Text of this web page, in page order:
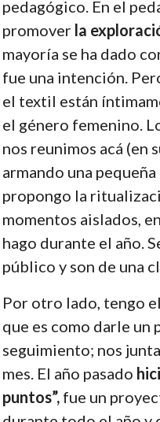
pedagógico. En el
promoverla
mayoría se ha dado
fue una intención.
el textil están
el género femenino.
nos reunimos acá (en
armando una
propongo la
momentos aislados,
hago durante el año.
público y son de una
Por otro lado, tengo
que es como darle un
seguimiento; nos
mes. El año pasado
puntos”, fue un